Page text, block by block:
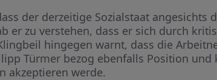
der derzeitige Sozialstaat
er zu verstehen, dass er sich durch
hingegen warnt, dass die
Türmer bezog ebenfalls Position
akzeptieren werde.